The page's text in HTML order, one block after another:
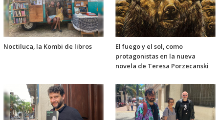
Noctiluca, la Kombi de libros
El fuego y el sol, como
protagonistas en la nueva
novela de Teresa Porzecanski